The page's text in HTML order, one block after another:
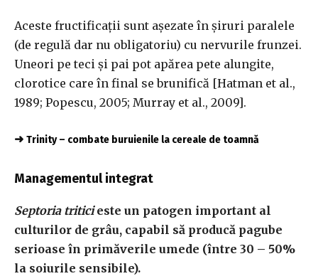
Aceste fructificații sunt așezate în șiruri paralele
(de regulă dar nu obligatoriu) cu nervurile frunzei.
Uneori pe teci și pai pot apărea pete alungite,
clorotice care în final se brunifică [Hatman et al.,
1989; Popescu, 2005; Murray et al., 2009].
➜ Trinity – combate buruienile la cereale de toamnă
Managementul integrat
Septoria triticieste un patogen important al
culturilor de grâu, capabil să producă pagube
serioase în primăverile umede (între 30 – 50%
la soiurile sensibile).